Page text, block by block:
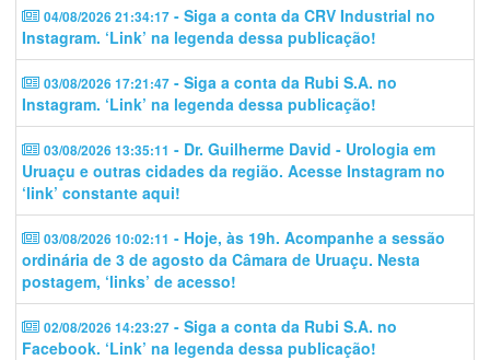
04/08/2026 21:34:17 - Siga a conta da CRV Industrial no
Instagram. ‘Link’ na legenda dessa publicação!
03/08/2026 17:21:47 - Siga a conta da Rubi S.A. no
Instagram. ‘Link’ na legenda dessa publicação!
03/08/2026 13:35:11 - Dr. Guilherme David - Urologia em
Uruaçu e outras cidades da região. Acesse Instagram no
‘link’ constante aqui!
03/08/2026 10:02:11 - Hoje, às 19h. Acompanhe a sessão
ordinária de 3 de agosto da Câmara de Uruaçu. Nesta
postagem, ‘links’ de acesso!
02/08/2026 14:23:27 - Siga a conta da Rubi S.A. no
Facebook. ‘Link’ na legenda dessa publicação!